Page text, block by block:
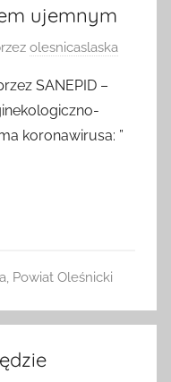
ujemnym
olesnicaslaska
SANEPID –
koronawirusa: ”
, Powiat Oleśnicki